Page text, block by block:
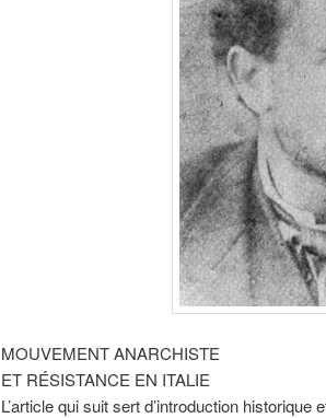
MOUVEMENT ANARCHISTE
ET RÉSISTANCE EN ITALIE
L’article qui suit sert d’introduction